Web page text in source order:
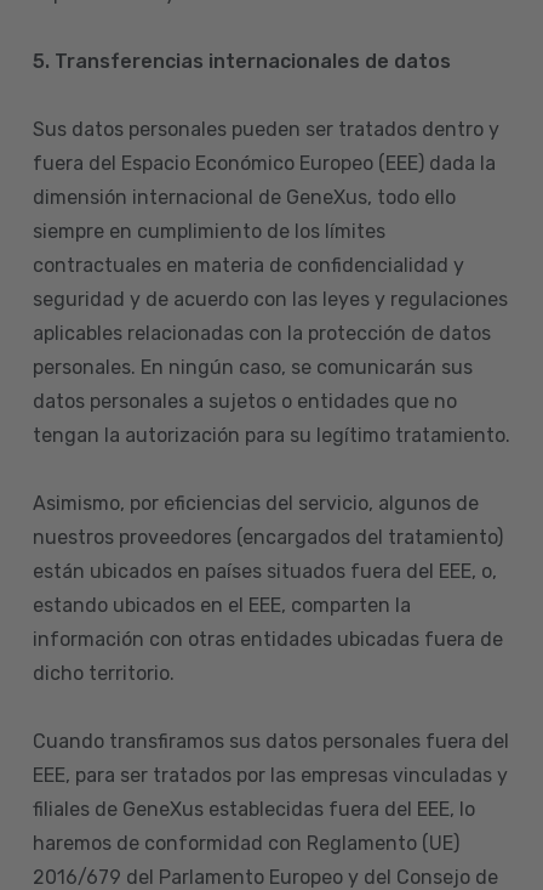
5. Transferencias internacionales de datos
Sus datos personales pueden ser tratados dentro y
fuera del Espacio Económico Europeo (EEE) dada la
dimensión internacional de GeneXus, todo ello
siempre en cumplimiento de los límites
contractuales en materia de confidencialidad y
seguridad y de acuerdo con las leyes y regulaciones
aplicables relacionadas con la protección de datos
personales. En ningún caso, se comunicarán sus
datos personales a sujetos o entidades que no
tengan la autorización para su legítimo tratamiento.
Asimismo, por eficiencias del servicio, algunos de
nuestros proveedores (encargados del tratamiento)
están ubicados en países situados fuera del EEE, o,
estando ubicados en el EEE, comparten la
información con otras entidades ubicadas fuera de
dicho territorio.
Cuando transfiramos sus datos personales fuera del
EEE, para ser tratados por las empresas vinculadas y
filiales de GeneXus establecidas fuera del EEE, lo
haremos de conformidad con Reglamento (UE)
2016/679 del Parlamento Europeo y del Consejo de